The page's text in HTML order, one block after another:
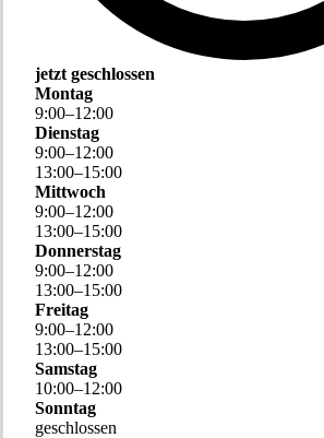
jetzt geschlossen
Montag
9:00–12:00
Dienstag
9:00–12:00
13:00–15:00
Mittwoch
9:00–12:00
13:00–15:00
Donnerstag
9:00–12:00
13:00–15:00
Freitag
9:00–12:00
13:00–15:00
Samstag
10:00–12:00
Sonntag
geschlossen